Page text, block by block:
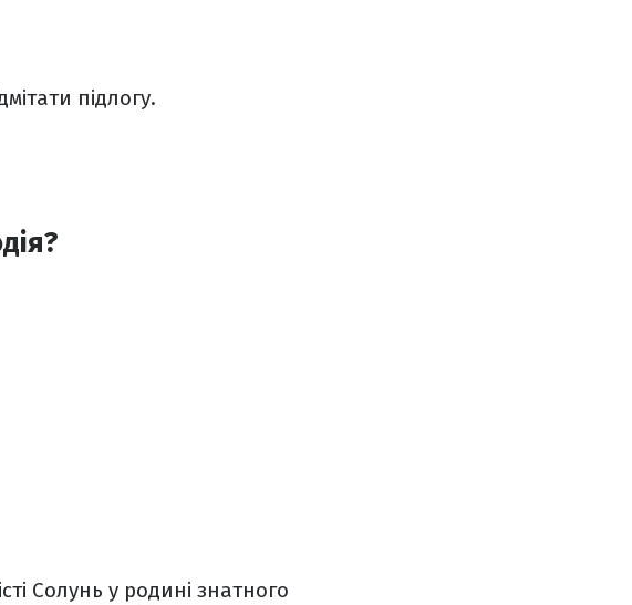
підлогу.
Солунь у родині знатного